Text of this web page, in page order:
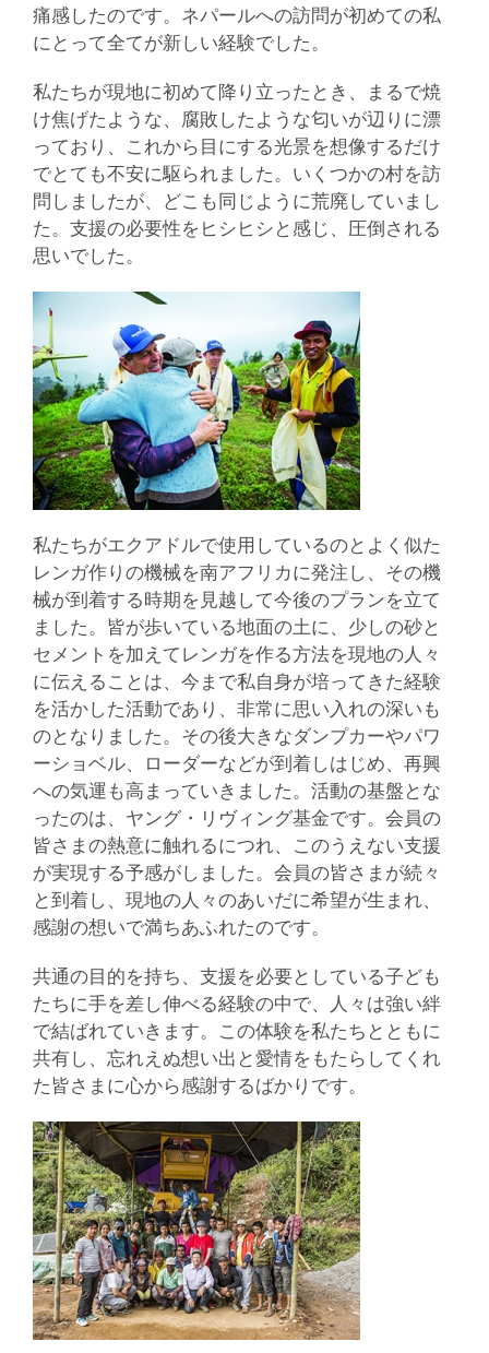
痛感したのです。ネパールへの訪問が初めての私
にとって全てが新しい経験でした。
私たちが現地に初めて降り立ったとき、まるで焼
け焦げたような、腐敗したような匂いが辺りに漂
っており、これから目にする光景を想像するだけ
でとても不安に駆られました。いくつかの村を訪
問しましたが、どこも同じように荒廃していまし
た。支援の必要性をヒシヒシと感じ、圧倒される
思いでした。
私たちがエクアドルで使用しているのとよく似た
レンガ作りの機械を南アフリカに発注し、その機
械が到着する時期を見越して今後のプランを立て
ました。皆が歩いている地面の土に、少しの砂と
セメントを加えてレンガを作る方法を現地の人々
に伝えることは、今まで私自身が培ってきた経験
を活かした活動であり、非常に思い入れの深いも
のとなりました。その後大きなダンプカーやパワ
ーショベル、ローダーなどが到着しはじめ、再興
への気運も高まっていきました。活動の基盤とな
ったのは、ヤング・リヴィング基金です。会員の
皆さまの熱意に触れるにつれ、このうえない支援
が実現する予感がしました。会員の皆さまが続々
と到着し、現地の人々のあいだに希望が生まれ、
感謝の想いで満ちあふれたのです。
共通の目的を持ち、支援を必要としている子ども
たちに手を差し伸べる経験の中で、人々は強い絆
で結ばれていきます。この体験を私たちとともに
共有し、忘れえぬ想い出と愛情をもたらしてくれ
た皆さまに心から感謝するばかりです。